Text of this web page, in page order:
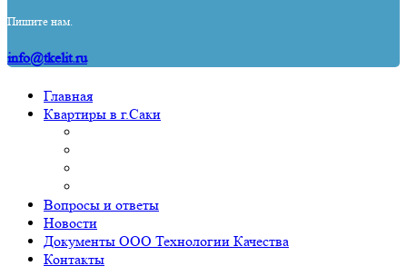
Пишите нам.
info@tkelit.ru
Главная
Квартиры в г.Саки
Вопросы и ответы
Новости
Документы ООО Технологии Качества
Контакты